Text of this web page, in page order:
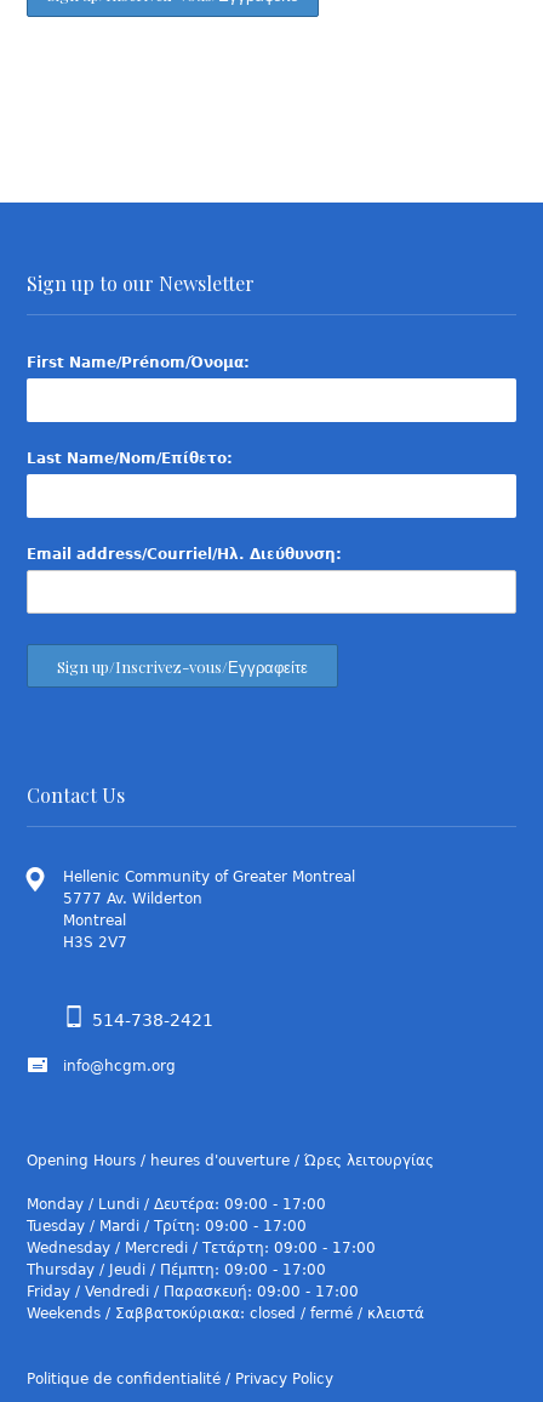
Sign up to our Newsletter
First Name/Prénom/Όνομα:
Last Name/Nom/Επίθετο:
Email address/Courriel/Ηλ. Διεύθυνση:
Contact Us
Hellenic Community of Greater Montreal
5777 Av. Wilderton
Montreal
H3S 2V7
514-738-2421
info@hcgm.org
Opening Hours / heures d'ouverture / Ώρες λειτουργίας
Monday / Lundi / Δευτέρα: 09:00 - 17:00
Tuesday / Mardi / Τρίτη: 09:00 - 17:00
Wednesday / Mercredi / Τετάρτη: 09:00 - 17:00
Thursday / Jeudi / Πέμπτη: 09:00 - 17:00
Friday / Vendredi / Παρασκευή: 09:00 - 17:00
Weekends / Σαββατοκύριακα: closed / fermé / κλειστά
Politique de confidentialité / Privacy Policy